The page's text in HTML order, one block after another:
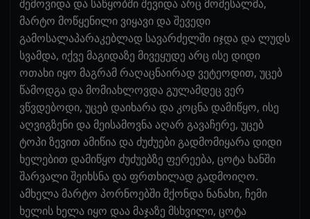
შემოვიდა და საწყობში შევიდა არც მომესალმა,
მარტო მოწყენილი ვიყავი და შევედი
გამოსალაპარაკებლად სავარძელში იჯდა და ლუდს
სვამდა, იქვე მაგიდაზე მივეყუდე არც ისე დიდი
ოთახი იყო მაგრამ რაღაცნაირად ვეტეოდით, უცებ
წამოდგა და მომიახლოვდა გულამდეც ვერ
ვწვდებოდი, უცებ დაიხარა და კოცნა დამიწყო, ისე
აღვიგზენი და მეისამოვნა აღარ გავაჩერე, უცებ
ტოპი ზევით ამიწია და ძუძუები გადმომიყარა დიდი
ხელებით დამიწყო ძუძუებზე ფერეება, ცოტა ხანში
შარვალი შეიხსნა და ფრთხილად გადმოიღო.
ამხელა მარტო პორნოებში მქონდა ნანახი, ჩემი
ხელის ხელა იყო დაა მაჯაზე მსხვილი, ცოტა